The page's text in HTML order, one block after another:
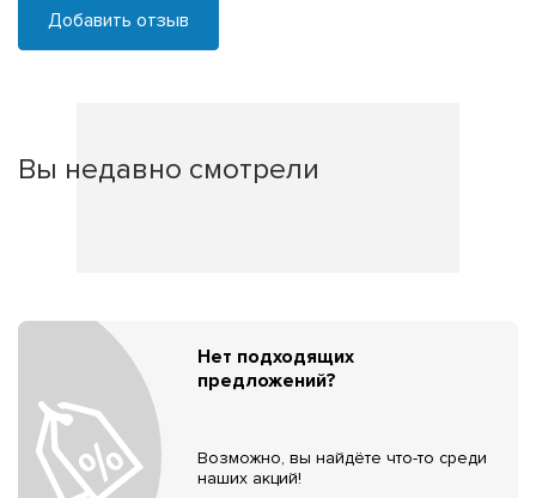
Добавить отзыв
Вы недавно смотрели
Нет подходящих
предложений?
Возможно, вы найдёте что-то среди
наших акций!